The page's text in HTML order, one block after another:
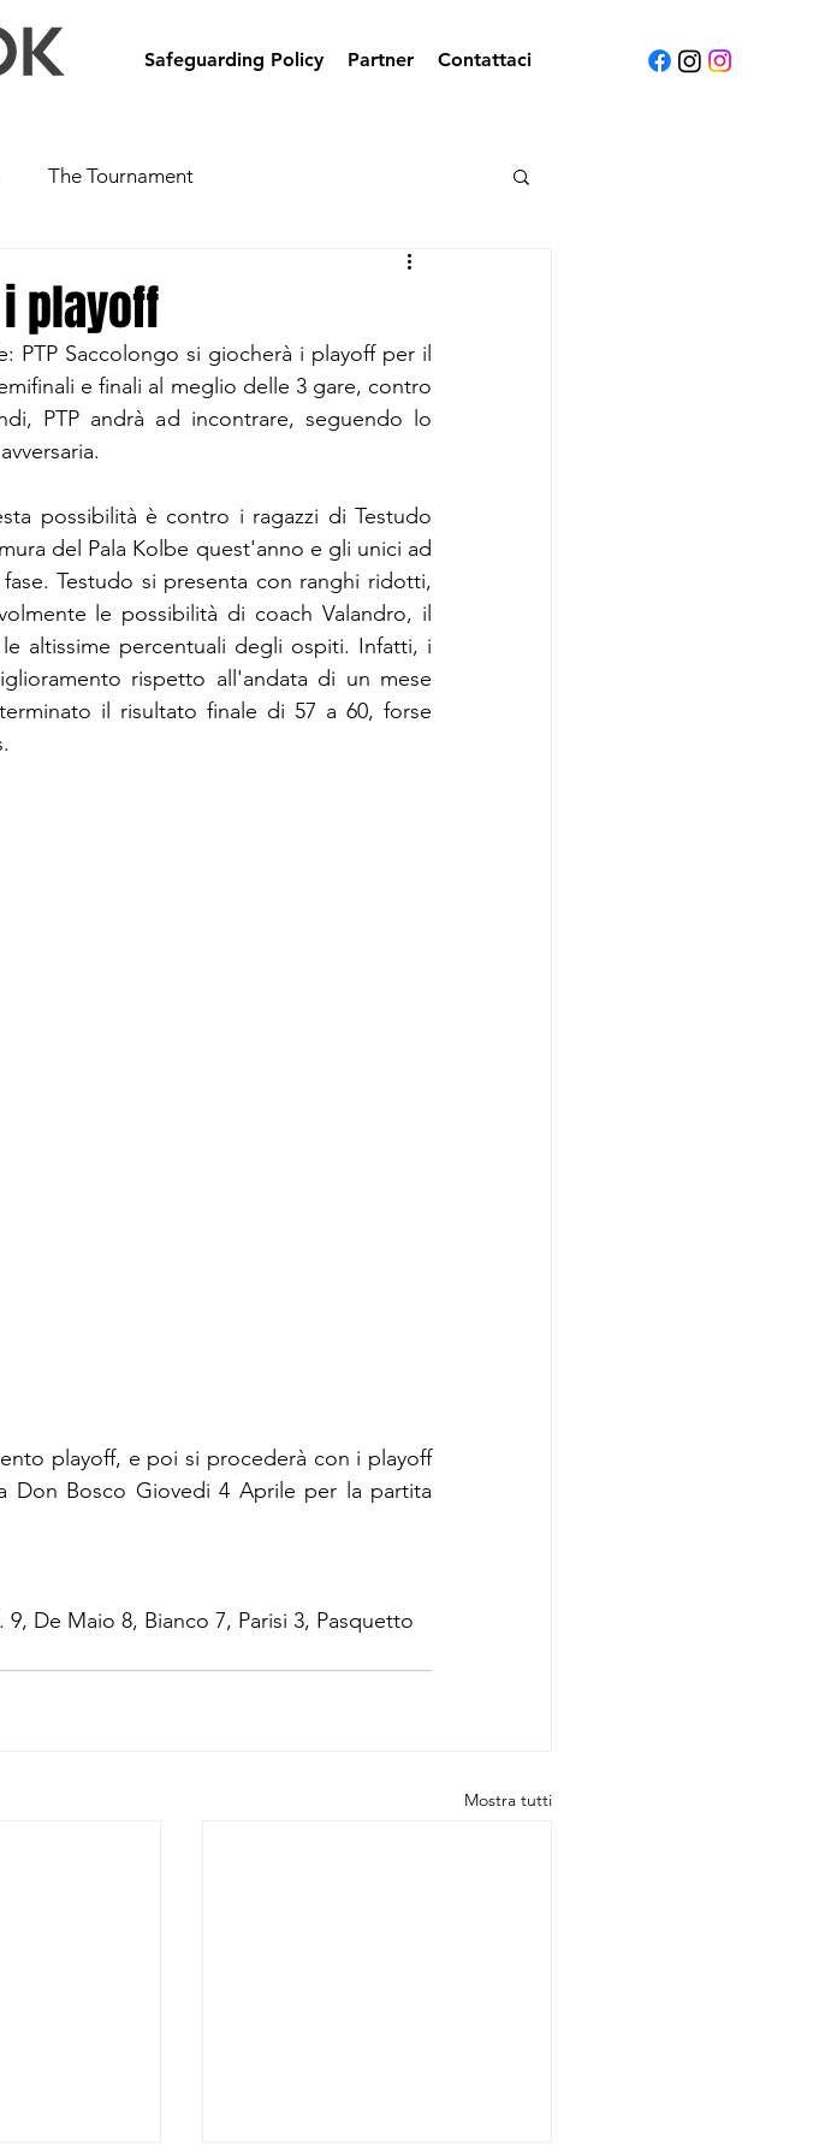
Safeguarding Policy Partner Contattaci
The Tournament
playoff
PTP Saccolongo si giocherà i playoff per il
e finali al meglio delle 3 gare, contro
PTP andrà ad incontrare, seguendo lo
possibilità è contro i ragazzi di Testudo
del Pala Kolbe quest'anno e gli unici ad
Testudo si presenta con ranghi ridotti,
le possibilità di coach Valandro, il
altissime percentuali degli ospiti. Infatti, i
rispetto all'andata di un mese
il risultato finale di 57 a 60, forse
playoff, e poi si procederà con i playoff
Don Bosco Giovedi 4 Aprile per la partita
De Maio 8, Bianco 7, Parisi 3, Pasquetto
Mostra tutti